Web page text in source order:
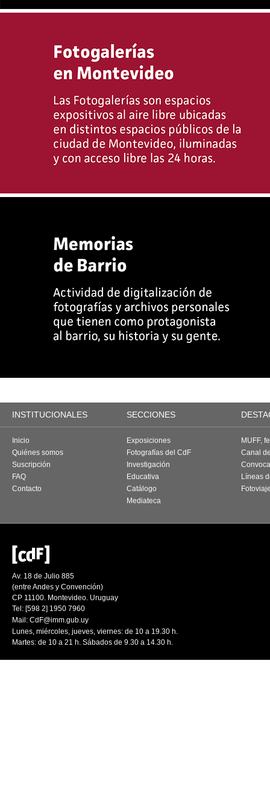
INSTITUCIONALES SECCIONES
Inicio
Quiénes somos
Suscripción
FAQ
Contacto
Exposiciones
Fotografías del CdF
Investigación
Educativa
Catálogo
Mediateca
MUFF,
Canal
Líneas
Av. 18 de Julio 885
(entre Andes y Convención)
CP 11100. Montevideo. Uruguay
Tel: [598 2] 1950 7960
Mail: CdF@imm.gub.uy
Lunes, miércoles, jueves, viernes: de 10 a 19.30 h.
Martes: de 10 a 21 h. Sábados de 9.30 a 14.30 h.